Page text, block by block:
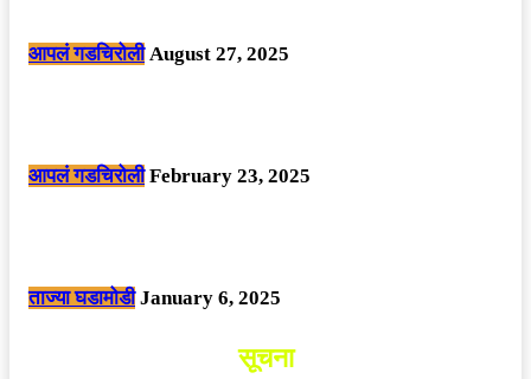
आपलं गडचिरोली August 27, 2025
आपलं गडचिरोली February 23, 2025
ताज्या घडामोडी January 6, 2025
सूचना